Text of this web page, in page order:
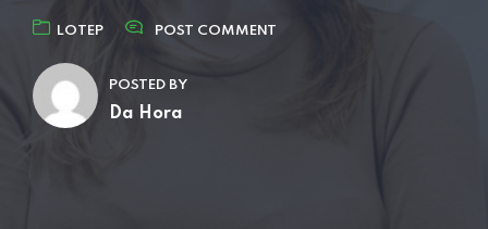
LOTEP POST COMMENT
POSTED BY
Da Hora